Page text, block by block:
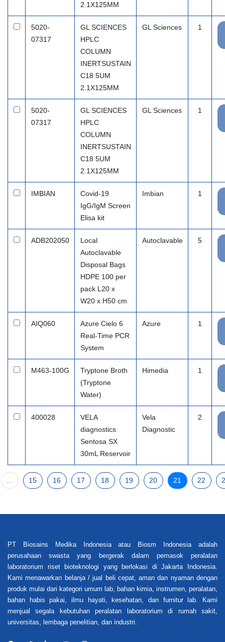
2.1X125MM
5020-
07317
GL SCIENCES
HPLC
COLUMN
INERTSUSTAIN
C18 5UM
2.1X125MM
GL Sciences 1
5020-
07317
GL SCIENCES
HPLC
COLUMN
INERTSUSTAIN
C18 5UM
2.1X125MM
GL Sciences 1
IMBIAN
Covid-19
IgG/IgM Screen
Elisa kit
Imbian 1
ADB202050
Local
Autoclavable
Disposal Bags
HDPE 100 per
pack L20 x
W20 x H50 cm
Autoclavable 5
AIQ060
Azure Cielo 6
Real-Time PCR
System
Azure 1
M463-100G
Tryptone Broth
(Tryptone
Water)
Himedia 1
400028
VELA
diagnostics
Sentosa SX
30mL Reservoir
Vela
Diagnostic
2
... 15 16 17 18 19 20 21 22
PT Biosains Medika Indonesia atau Biosm Indonesia adalah
perusahaan swasta yang bergerak dalam pemasok peralatan
laboratorium riset bioteknologi yang berlokasi di Jakarta Indonesia.
Kami menawarkan belanja / jual beli cepat, aman dan nyaman dengan
produk mulai dari kategori umum lab, bahan kimia, instrumen, peralatan,
bahan habis pakai, ilmu hayati, kesehatan, dan furnitur lab. Kami
menjual segala kebutuhan peralatan laboratorium di rumah sakit,
universitas, lembaga penelitian, dan industri.